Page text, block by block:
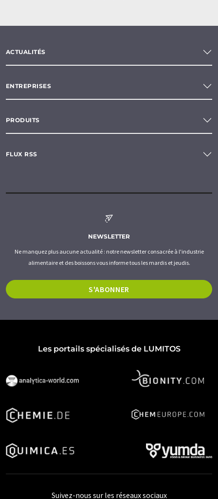
ACTUALITÉS
ENTREPRISES
PRODUITS
FLUX RSS
NEWSLETTER
Ne manquez plus aucune actualité : notre newsletter consacrée à l'industrie
alimentaire et des boissons vous informe tous les mardis et jeudis.
S'ABONNER
Les portails spécialisés de LUMITOS
Suivez-nous sur les réseaux sociaux